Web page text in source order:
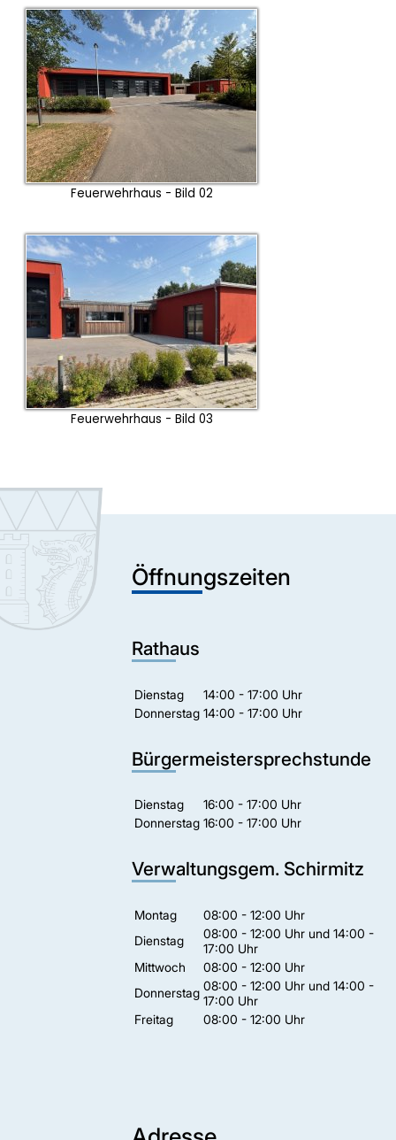
Feuerwehrhaus - Bild 02
Feuerwehrhaus - Bild 03
Öffnungszeiten
Rathaus
Dienstag
14:00 - 17:00 Uhr
Donnerstag 14:00 - 17:00 Uhr
Bürgermeistersprechstunde
Dienstag
16:00 - 17:00 Uhr
Donnerstag 16:00 - 17:00 Uhr
Verwaltungsgem. Schirmitz
Montag
08:00 - 12:00 Uhr
Dienstag
08:00 - 12:00 Uhr und 14:00 -
17:00 Uhr
Mittwoch
08:00 - 12:00 Uhr
Donnerstag 08:00 - 12:00 Uhr und 14:00 -
17:00 Uhr
Freitag
08:00 - 12:00 Uhr